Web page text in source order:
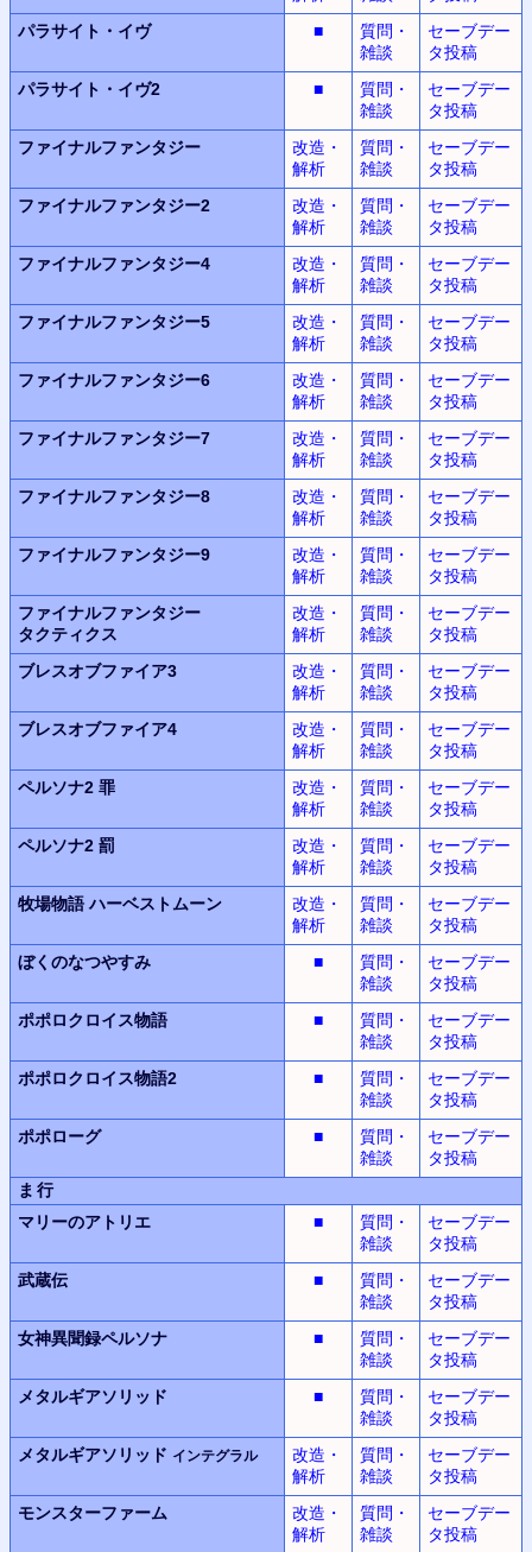
パラサイト・イヴ
■
質問・
雑談
セーブデー
タ投稿
パラサイト・イヴ2
■
質問・
雑談
セーブデー
タ投稿
ファイナルファンタジー
改造・
解析
質問・
雑談
セーブデー
タ投稿
ファイナルファンタジー2
改造・
解析
質問・
雑談
セーブデー
タ投稿
ファイナルファンタジー4
改造・
解析
質問・
雑談
セーブデー
タ投稿
ファイナルファンタジー5
改造・
解析
質問・
雑談
セーブデー
タ投稿
ファイナルファンタジー6
改造・
解析
質問・
雑談
セーブデー
タ投稿
ファイナルファンタジー7
改造・
解析
質問・
雑談
セーブデー
タ投稿
ファイナルファンタジー8
改造・
解析
質問・
雑談
セーブデー
タ投稿
ファイナルファンタジー9
改造・
解析
質問・
雑談
セーブデー
タ投稿
ファイナルファンタジー
タクティクス
改造・
解析
質問・
雑談
セーブデー
タ投稿
ブレスオブファイア3
改造・
解析
質問・
雑談
セーブデー
タ投稿
ブレスオブファイア4
改造・
解析
質問・
雑談
セーブデー
タ投稿
ペルソナ2 罪
改造・
解析
質問・
雑談
セーブデー
タ投稿
ペルソナ2 罰
改造・
解析
質問・
雑談
セーブデー
タ投稿
牧場物語ハーベストムーン
改造・
解析
質問・
雑談
セーブデー
タ投稿
ぼくのなつやすみ
■
質問・
雑談
セーブデー
タ投稿
ポポロクロイス物語
■
質問・
雑談
セーブデー
タ投稿
ポポロクロイス物語2
■
質問・
雑談
セーブデー
タ投稿
ポポローグ
■
質問・
雑談
セーブデー
タ投稿
ま行
マリーのアトリエ
■
質問・
雑談
セーブデー
タ投稿
武蔵伝
■
質問・
雑談
セーブデー
タ投稿
女神異聞録ペルソナ ■
質問・
雑談
セーブデー
タ投稿
メタルギアソリッド
■
質問・
雑談
セーブデー
タ投稿
メタルギアソリッド インテグラル
改造・
解析
質問・
雑談
セーブデー
タ投稿
モンスターファーム
改造・
解析
質問・
雑談
セーブデー
タ投稿